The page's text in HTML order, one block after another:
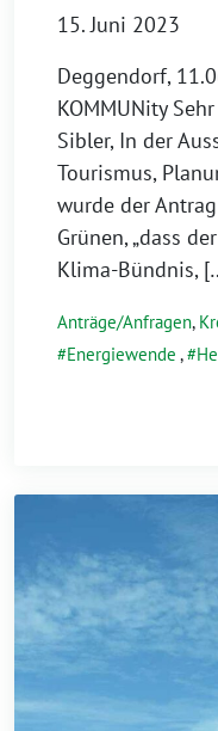
15. Juni 2023
Deggendorf,
KOMMUNity
Sibler, In der
Tourismus,
wurde der
Grünen, „dass
Klima-Bündnis,
Anträge/Anfragen,
Energiewende ,